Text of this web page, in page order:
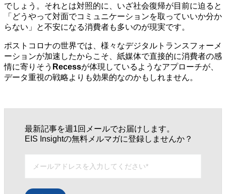
でしょう。それとは対照的に、いざ社会復帰が目前に迫ると
「どうやって対面でコミュニケーションを取っていいか分か
らない」と不安になる消費者も多いのが現実です。
ポストコロナの世界では、様々なデジタルトランスフォーメ
ーションが加速したからこそ、紙媒体で直接的に消費者の感
情に寄りそう Recessが体現しているようなアプローチが、
データ重視の戦略よりも効果的なのかもしれません。
最新記事を週1回メールでお届けします。
EIS Insightの無料メルマガに登録しませんか？